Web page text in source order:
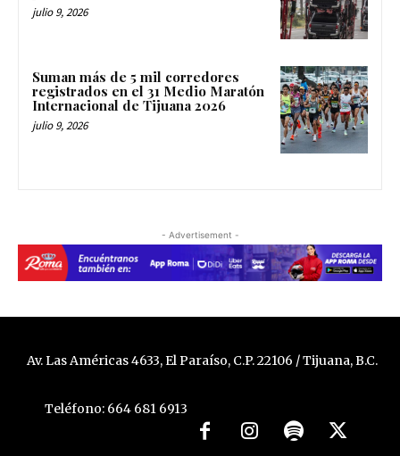
julio 9, 2026
Suman más de 5 mil corredores
registrados en el 31 Medio Maratón
Internacional de Tijuana 2026
julio 9, 2026
- Advertisement -
Av. Las Américas 4633, El Paraíso, C.P. 22106 / Tijuana, B.C.
Teléfono: 664 681 6913